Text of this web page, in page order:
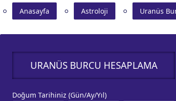
Anasayfa Astroloji Uranüs
URANÜS BURCU HESAPLAMA
Doğum Tarihiniz (Gün/Ay/Yıl)